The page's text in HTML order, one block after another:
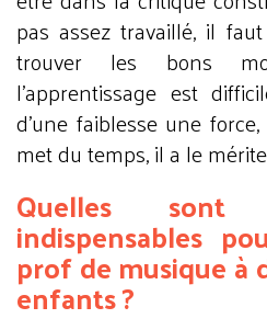
pas assez travaillé, il
trouver les bons
l’apprentissage est
d’une faiblesse une
met du temps, il a le
Quelles sont
indispensables
prof de musique à
enfants ?